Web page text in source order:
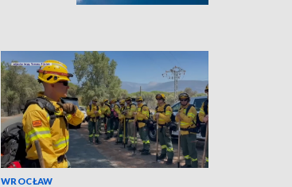
WROCŁAW